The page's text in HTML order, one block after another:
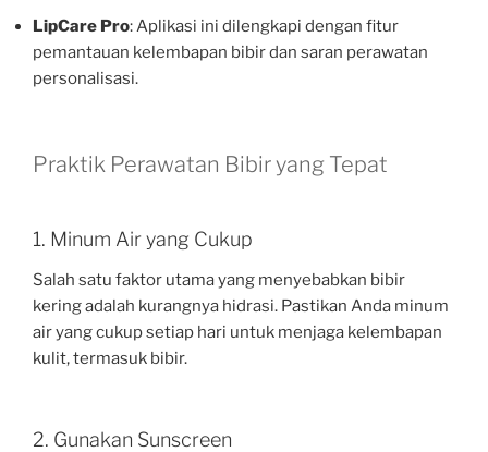
LipCare Pro: Aplikasi ini dilengkapi dengan fitur
pemantauan kelembapan bibir dan saran perawatan
personalisasi.
Praktik Perawatan Bibir yang Tepat
1. Minum Air yang Cukup
Salah satu faktor utama yang menyebabkan bibir
kering adalah kurangnya hidrasi. Pastikan Anda minum
air yang cukup setiap hari untuk menjaga kelembapan
kulit, termasuk bibir.
2. Gunakan Sunscreen